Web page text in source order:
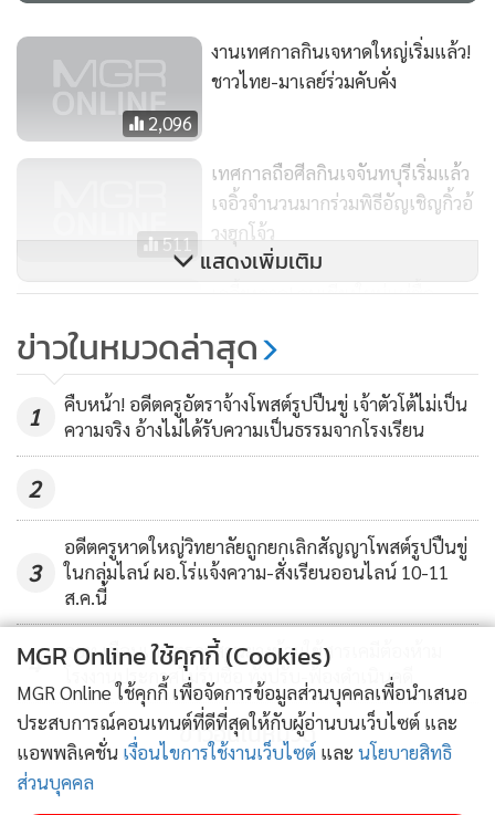
2,096
งานเทศกาลกินเจหาดใหญ่เริ่มแล้ว!
ชาวไทย-มาเลย์ร่วมคับคั่ง
511
เทศกาลถือศีลกินเจจันทบุรีเริ่มแล้ว
เจอิ้วจำนวนมากร่วมพิธีอัญเชิญกิ้วอ้
วงฮุกโจ้ว
1,526
เกลี้ยงถาด! คนเชียงใหม่แห่ซื้อ
เกลือ” ยอดฮิต(ชมคลิป)
แสดงเพิ่มเติม
ข่าวในหมวดล่าสุด
1
คืบหน้า! อดีตครูอัตราจ้างโพสต์รูปปืนขู่ เจ้าตัวโต้ไม่เป็น
ความจริง อ้างไม่ได้รับความเป็นธรรมจากโรงเรียน
2
3
อดีตครูหาดใหญ่วิทยาลัยถูกยกเลิกสัญญาโพสต์รูปปืนขู่
ในกลุ่มไลน์ ผอ.โร่แจ้งความ-สั่งเรียนออนไลน์ 10-11
ส.ค.นี้
4
กยท.เตือนเกษตรกรสวนยางห้ามใช้สารเคมีต้องห้าม
โรงงานประกาศไม่รับซื้อ ทั้งปรับ-ฟ้องดำเนินคดี
ข่าวอื่นในหมวด
MGR Online ใช้คุกกี้ (Cookies)
MGR Online ใช้คุกกี้ เพื่อจัดการข้อมูลส่วนบุคคลเพื่อนำเสนอ
ประสบการณ์คอนเทนต์ที่ดีที่สุดให้กับผู้อ่านบนเว็บไซต์ และ
แอพพลิเคชั่น เงื่อนไขการใช้งานเว็บไซต์ และ นโยบายสิทธิ
ส่วนบุคคล